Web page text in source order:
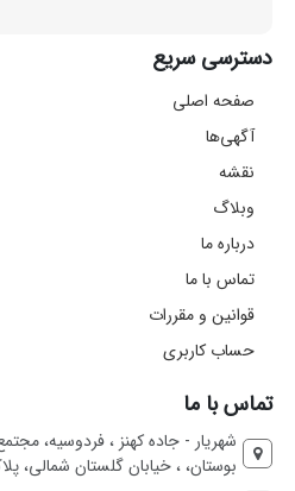
دسترسی سریع
صفحه اصلی
آگهی‌ها
نقشه
وبلاگ
درباره ما
تماس با ما
قوانین و مقررات
حساب کاربری
تماس با ما
شهریار - جاده کهنز ، فردوسیه،
بوستان، ، خیابان گلستان شمالی، پلاک 7، کدپستی :